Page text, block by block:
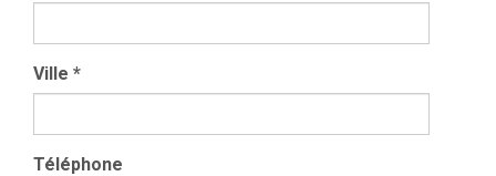
Ville *
Téléphone